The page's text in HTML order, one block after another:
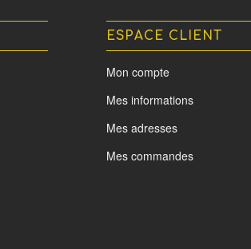
ESPACE CLIENT
Mon compte
Mes informations
Mes adresses
Mes commandes